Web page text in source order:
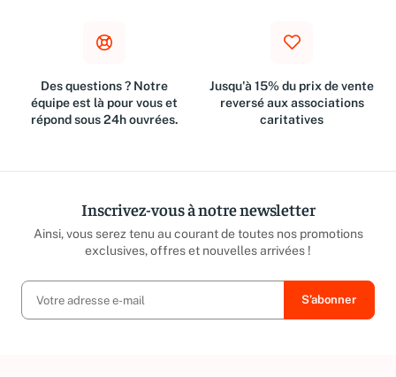
Des questions ? Notre
équipe est là pour vous et
répond sous 24h ouvrées.
Jusqu'à 15% du prix de vente
reversé aux associations
caritatives
Inscrivez-vous à notre newsletter
Ainsi, vous serez tenu au courant de toutes nos promotions
exclusives, offres et nouvelles arrivées !